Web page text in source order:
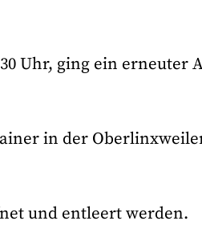
Uhr, ging ein erneuter
in der
und entleert werden.